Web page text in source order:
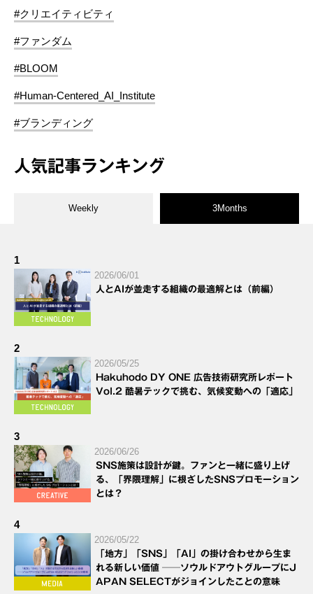
#クリエイティビティ
#ファンダム
#BLOOM
#Human-Centered_AI_Institute
#ブランディング
人気記事ランキング
Weekly 3Months
1
2026/06/01
人とAIが並走する組織の最適解とは（前編）
2
2026/05/25
Hakuhodo DY ONE 広告技術研究所レポート
Vol.2 酷暑テックで挑む、気候変動への「適応」
3
2026/06/26
SNS施策は設計が鍵。ファンと一緒に盛り上げ
る、「界隈理解」に根ざしたSNSプロモーション
とは？
4
2026/05/22
「地方」「SNS」「AI」の掛け合わせから生ま
れる新しい価値 ──ソウルドアウトグループにJ
APAN SELECTがジョインしたことの意味